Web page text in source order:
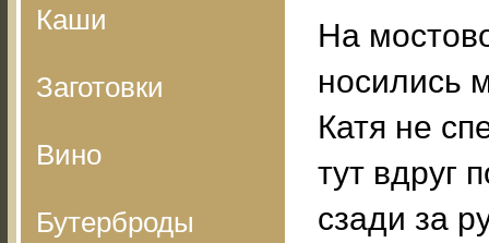
Каши
Заготовки
Вино
Бутерброды
На
носились
Катя не
тут вдруг
сзади за